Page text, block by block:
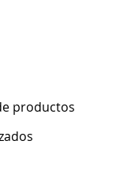
productos